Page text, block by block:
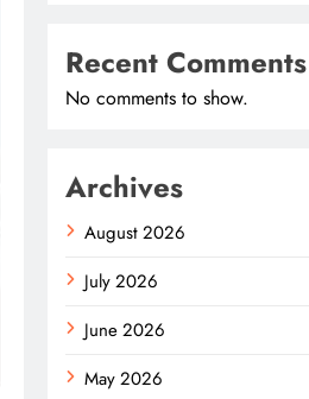
Recent Comments
No comments to show.
Archives
August 2026
July 2026
June 2026
May 2026